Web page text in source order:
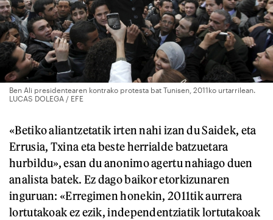
Ben Ali presidentearen kontrako protesta bat Tunisen, 2011ko urtarrilean.
LUCAS DOLEGA / EFE
«Betiko aliantzetatik irten nahi izan du Saidek, eta
Errusia, Txina eta beste herrialde batzuetara
hurbildu», esan du anonimo agertu nahiago duen
analista batek. Ez dago baikor etorkizunaren
inguruan: «Erregimen honekin, 2011tik aurrera
lortutakoak ez ezik, independentziatik lortutakoak